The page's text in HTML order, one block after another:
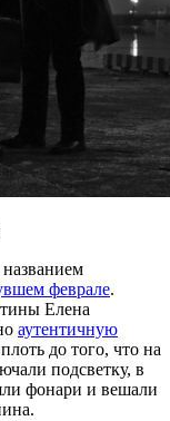
феврале.
Елена
аутентичную
до того, что на
подсветку, в
фонари и вешали